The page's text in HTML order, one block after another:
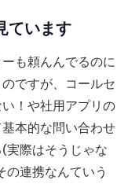
ています
も頼んんでるのに
ですが、コールセ
！や社用アプリの
本的な問い合わせ
実際はそうじゃな
連携なんていう